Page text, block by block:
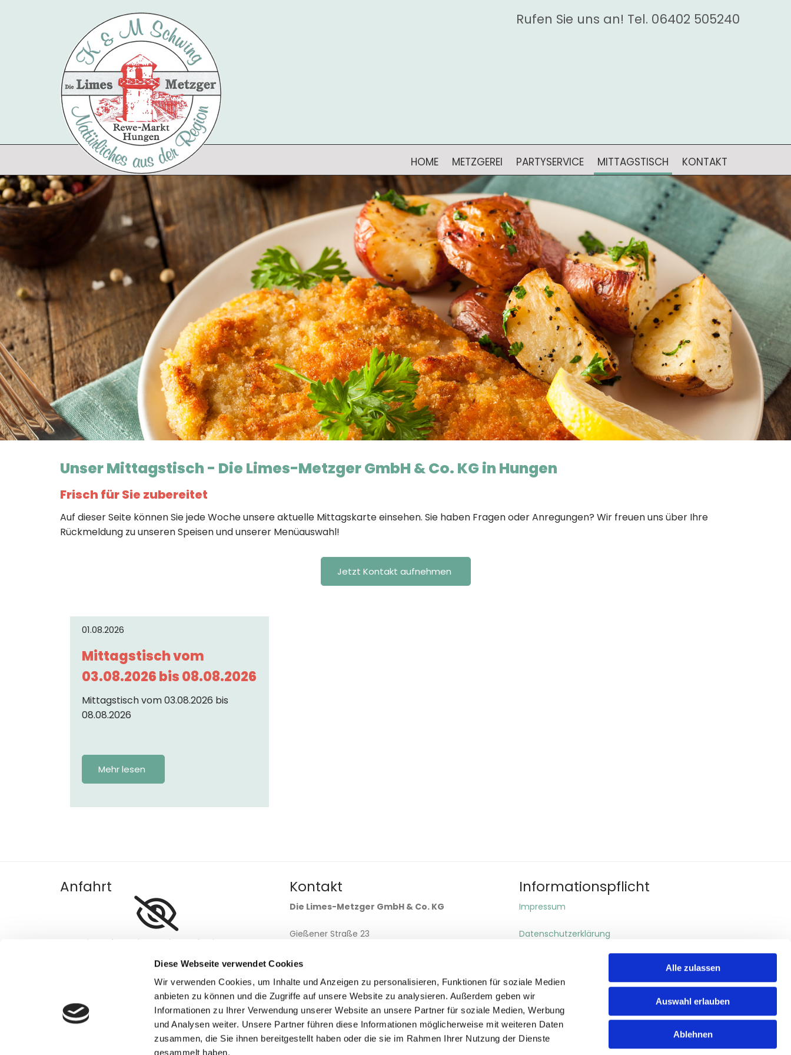
Diese Webseite verwendet Cookies
Wir verwenden Cookies, um Inhalte und Anzeigen zu personalisieren, Funktionen für soziale Medien
anbieten zu können und die Zugriffe auf unsere Website zu analysieren. Außerdem geben wir
Informationen zu Ihrer Verwendung unserer Website an unsere Partner für soziale Medien, Werbung
und Analysen weiter. Unsere Partner führen diese Informationen möglicherweise mit weiteren Daten
zusammen, die Sie ihnen bereitgestellt haben oder die sie im Rahmen Ihrer Nutzung der Dienste
gesammelt haben.
Alle zulassen
Auswahl erlauben
Ablehnen
Rufen Sie uns an! Tel. 06402 505240
HOME METZGEREI PARTYSERVICE MITTAGSTISCH KONTAKT
Unser Mittagstisch - Die Limes-Metzger GmbH & Co. KG in Hungen
Frisch für Sie zubereitet
Auf dieser Seite können Sie jede Woche unsere aktuelle Mittagskarte einsehen. Sie haben Fragen oder Anregungen? Wir freuen uns über Ihre
Rückmeldung zu unseren Speisen und unserer Menüauswahl!
Jetzt Kontakt aufnehmen
01.08.2026
Mittagstisch vom
03.08.2026 bis 08.08.2026
Mittagstisch vom 03.08.2026 bis
08.08.2026
Mehr lesen
Anfahrt
Bitte akzeptieren Sie Marketing-
Kontakt
Die Limes-Metzger GmbH & Co. KG
Gießener Straße 23
Telefax 06402 505241
E-Mail:limes-metzger@t-online.de
Informationspflicht
Impressum
Datenschutzerklärung